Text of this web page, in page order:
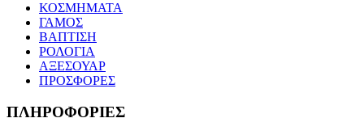
ΚΟΣΜΗΜΑΤΑ
ΓΑΜΟΣ
ΒΑΠΤΙΣΗ
ΡΟΛΟΓΙΑ
ΑΞΕΣΟΥΑΡ
ΠΡΟΣΦΟΡΕΣ
ΠΛΗΡΟΦΟΡΙΕΣ